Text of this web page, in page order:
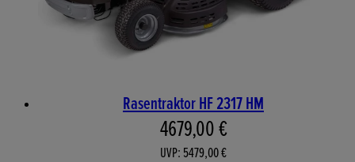
Rasentraktor HF 2317 HM
Aktueller Preis: 4679,00 €.
4679,00 €
UVP: 5479,00 €